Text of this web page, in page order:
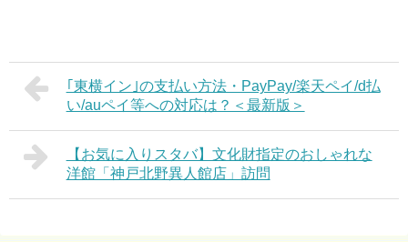
｢東横イン｣の支払い方法・PayPay/楽天ペイ/d払
い/auペイ等への対応は？＜最新版＞
【お気に入りスタバ】文化財指定のおしゃれな
洋館「神戸北野異人館店」訪問